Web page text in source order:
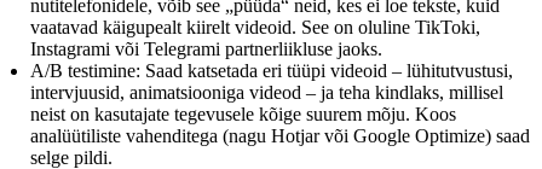
nutitelefonidele, võib see „püüda“ neid, kes ei loe tekste, kuid
vaatavad käigupealt kiirelt videoid. See on oluline TikToki,
Instagrami või Telegrami partnerliikluse jaoks.
A/B testimine: Saad katsetada eri tüüpi videoid – lühitutvustusi,
intervjuusid, animatsiooniga videod – ja teha kindlaks, millisel
neist on kasutajate tegevusele kõige suurem mõju. Koos
analüütiliste vahenditega (nagu Hotjar või Google Optimize) saad
selge pildi.